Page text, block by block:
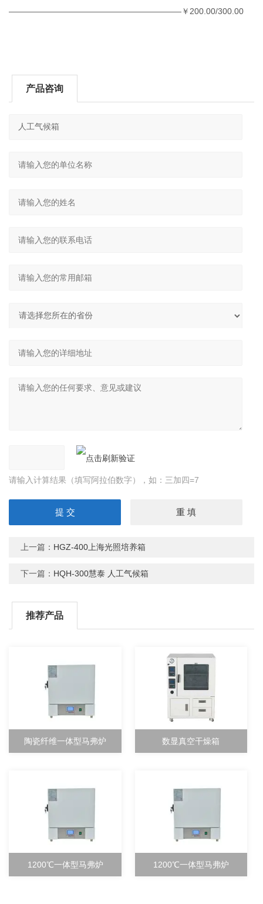
—————————————————————￥200.00/300.00
产品咨询
请输入计算结果（填写阿拉伯数字），如：三加四=7
上一篇： HGZ-400上海光照培养箱
下一篇： HQH-300慧泰 人工气候箱
推荐产品
陶瓷纤维一体型马弗炉 数显真空干燥箱
1200℃一体型马弗炉 1200℃一体型马弗炉